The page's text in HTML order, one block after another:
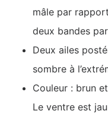
mâle par
deux bandes
Deux ailes
sombre à
Couleur : brun
Le ventre est